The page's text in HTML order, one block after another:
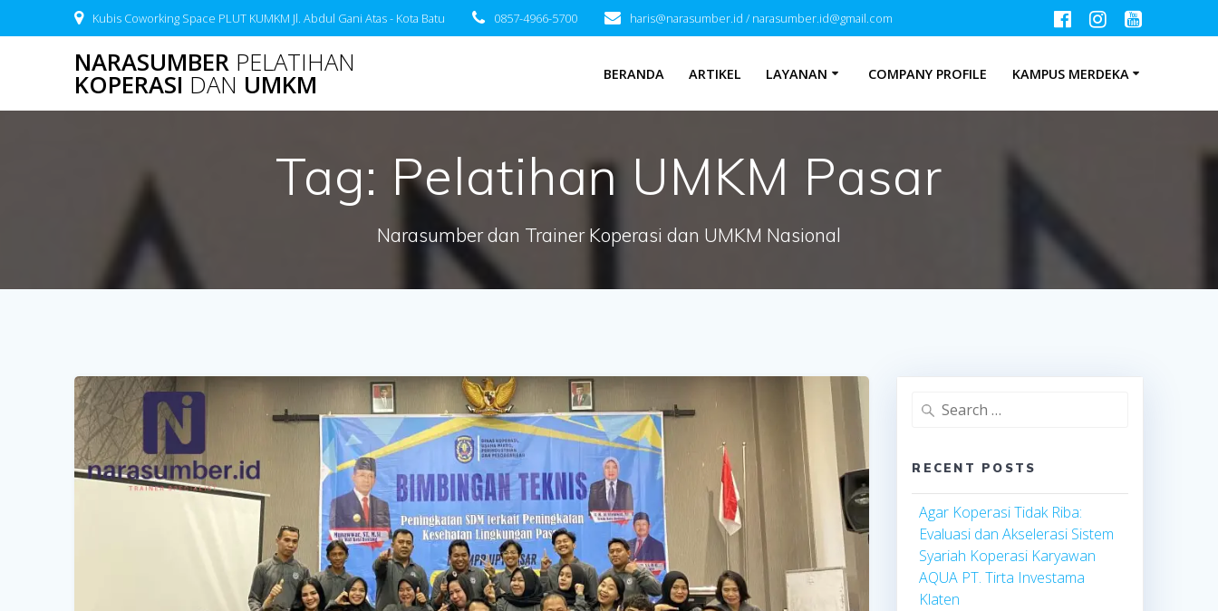
to
Kubis Coworking Space PLUT KUMKM Jl. Abdul Gani Atas - Kota Batu 0857-4966-5700 haris@narasumber.id / narasumber.id@gmail.com
NARASUMBER PELATIHAN
KOPERASI DAN UMKM BERANDA ARTIKEL LAYANAN COMPANY PROFILE KAMPUS MERDEKA
Tag: Pelatihan UMKM Pasar
Narasumber dan Trainer Koperasi dan UMKM Nasional
Search
RECENT POSTS
Agar Koperasi Tidak Riba:
Evaluasi dan Akselerasi Sistem
Syariah Koperasi Karyawan
AQUA PT. Tirta Investama
Klaten